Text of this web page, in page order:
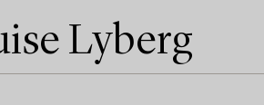
Lyberg